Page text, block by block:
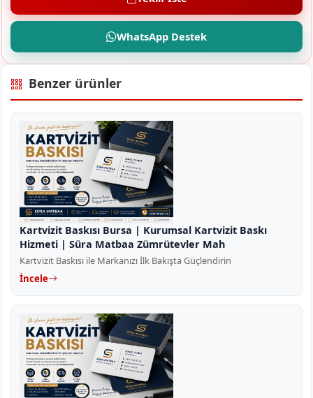
WhatsApp Destek
Benzer ürünler
Kartvizit Baskısı Bursa | Kurumsal Kartvizit Baskı
Hizmeti | Süra Matbaa Zümrütevler Mah
Kartvizit Baskısı ile Markanızı İlk Bakışta Güçlendirin
İncele